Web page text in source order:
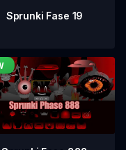
Sprunki Fase 19